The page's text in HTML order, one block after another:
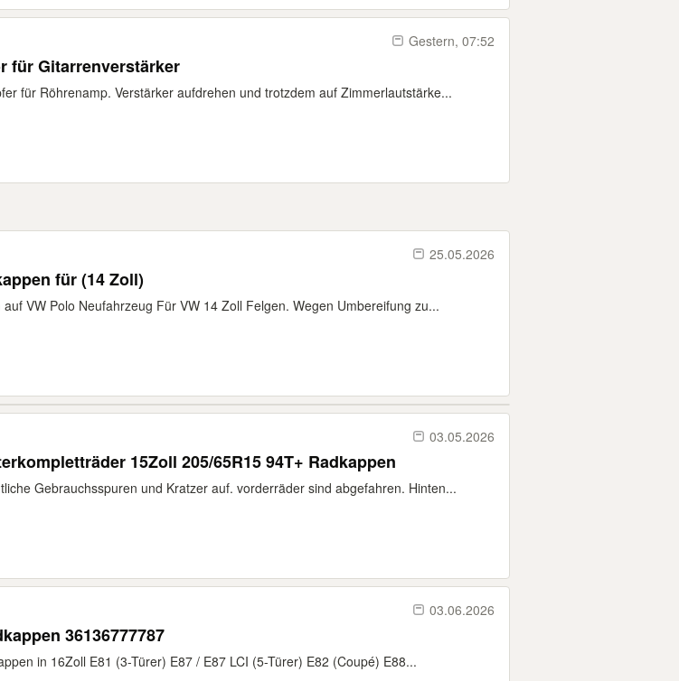
Gestern, 07:52
für Gitarrenverstärker
für Röhrenamp. Verstärker aufdrehen und trotzdem auf Zimmerlautstärke...
25.05.2026
für (14 Zoll)
VW Polo Neufahrzeug Für VW 14 Zoll Felgen. Wegen Umbereifung zu...
03.05.2026
15Zoll 205/65R15 94T+ Radkappen
Gebrauchsspuren und Kratzer auf. vorderräder sind abgefahren. Hinten...
03.06.2026
36136777787
in 16Zoll E81 (3-Türer) E87 / E87 LCI (5-Türer) E82 (Coupé) E88...